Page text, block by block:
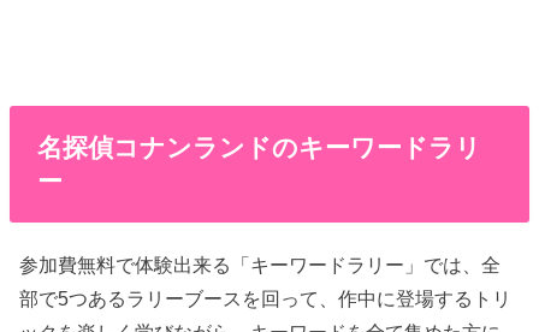
名探偵コナンランドのキーワードラリ
ー
参加費無料で体験出来る「キーワードラリー」では、全
部で5つあるラリーブースを回って、作中に登場するトリ